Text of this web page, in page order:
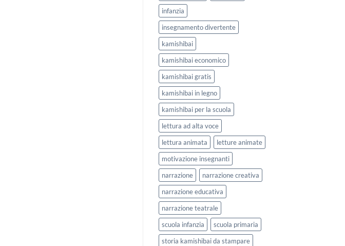
infanzia
insegnamento divertente
kamishibai
kamishibai economico
kamishibai gratis
kamishibai in legno
kamishibai per la scuola
lettura ad alta voce
lettura animata
letture animate
motivazione insegnanti
narrazione
narrazione creativa
narrazione educativa
narrazione teatrale
scuola infanzia
scuola primaria
storia kamishibai da stampare